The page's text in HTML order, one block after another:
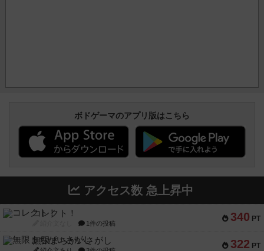
ボドゲーマのアプリ版はこちら
アクセス数 急上昇中
340 PT
コレクト！
1件の投稿
322 PT
無限まちがいさがし